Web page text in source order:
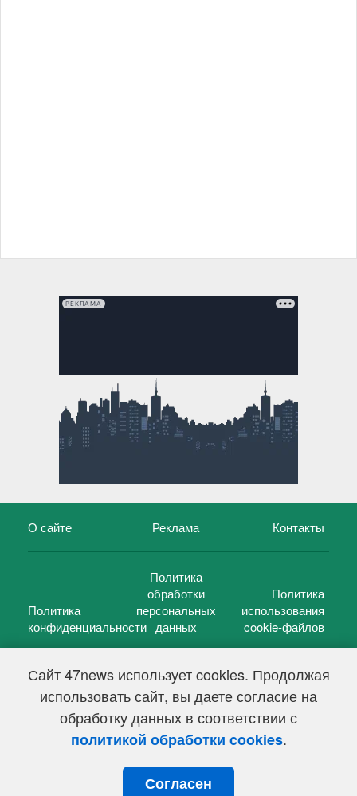
Сайт 47news использует cookies. Продолжая
использовать сайт, вы даете согласие на
обработку данных в соответствии с
политикой обработки cookies.
Согласен
РЕКЛАМА
О сайте Реклама Контакты
Политика
конфиденциальности
Политика
обработки
персональных
данных
Политика
использования
cookie-файлов
47 новостей (47 news)2005 — 2026 г.
Свидетельство о регистрации СМИ Эл № ФС 77-39848, выдано
Федеральной службой по надзору в сфере связи,
информационных технологий и массовых коммуникаций